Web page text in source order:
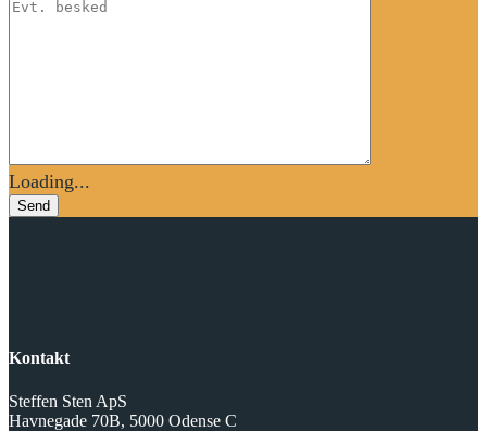
Loading...
Send
Kontakt
Steffen Sten ApS
Havnegade 70B, 5000 Odense C